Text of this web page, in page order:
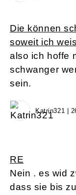
Die können
soweit ich weis
also ich hoffe
schwanger
sein.
Katrin321 |
RE
Nein . es wid
dass sie bis